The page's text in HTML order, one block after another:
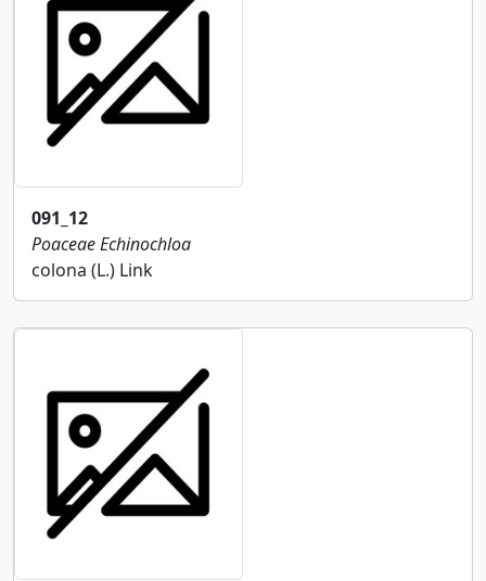
091_12
PoaceaeEchinochloa
colona (L.) Link